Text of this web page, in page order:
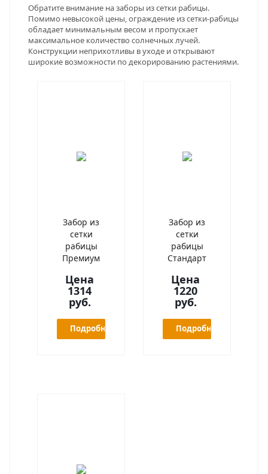
Обратите внимание на заборы из сетки рабицы.
Помимо невысокой цены, ограждение из сетки-рабицы
обладает минимальным весом и пропускает
максимальное количество солнечных лучей.
Конструкции неприхотливы в уходе и открывают
широкие возможности по декорированию растениями.
Забор из
сетки
рабицы
Премиум
Цена
1314
руб.
Подробнее
Забор из
сетки
рабицы
Стандарт
Цена
1220
руб.
Подробнее